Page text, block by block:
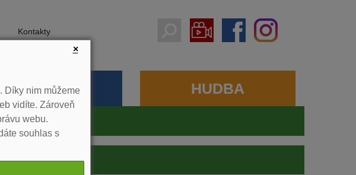
Kontakty
Program k tisku
TANEC HUDBA
×
Díky nim můžeme
vidíte. Zároveň
webu.
souhlas s